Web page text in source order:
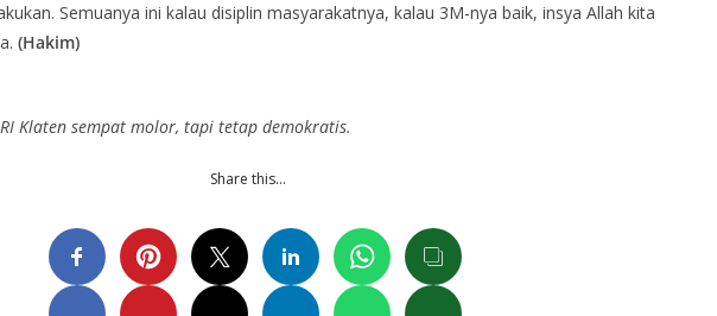
Semuanya ini kalau disiplin masyarakatnya, kalau 3M-nya baik, insya Allah kita
(Hakim)
Klaten sempat molor, tapi tetap demokratis.
Share this…